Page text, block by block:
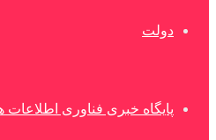
دولت
پایگاه خبری فناوری